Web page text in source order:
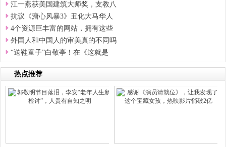
江一燕获美国建筑大师奖，支教八
抗议《溏心风暴3》丑化大马华人
4个资源巨丰富的网站，拥有这些
外国人和中国人的审美真的不同吗
“送鞋童子”白敬亭！在《这就是
热点推荐